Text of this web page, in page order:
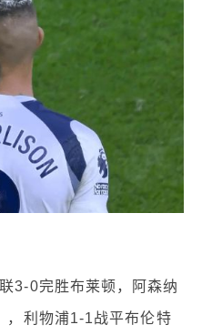
3-0完胜布莱顿，阿森纳
，利物浦1-1战平布伦特